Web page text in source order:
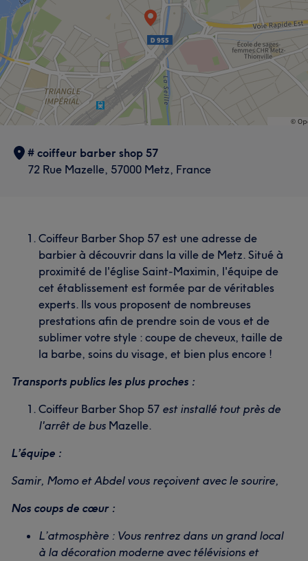
# coiffeur barber shop 57
72 Rue Mazelle, 57000 Metz, France
Coiffeur Barber Shop 57 est une adresse de
barbier à découvrir dans la ville de Metz. Situé à
proximité de l'église Saint-Maximin, l'équipe de
cet établissement est formée par de véritables
experts. Ils vous proposent de nombreuses
prestations afin de prendre soin de vous et de
sublimer votre style : coupe de cheveux, taille de
la barbe, soins du visage, et bien plus encore !
Transports publics les plus proches :
Coiffeur Barber Shop 57 est installé tout près de
l'arrêt de bus Mazelle.
L’équipe :
Samir, Momo et Abdel vous reçoivent avec le sourire,
Nos coups de cœur :
L’atmosphère : Vous rentrez dans un grand local
à la décoration moderne avec télévisions et